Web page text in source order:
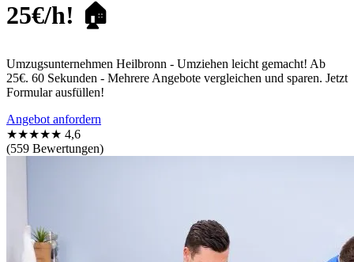
25€/h! 🏠
Umzugsunternehmen Heilbronn - Umziehen leicht gemacht! Ab
25€. 60 Sekunden - Mehrere Angebote vergleichen und sparen. Jetzt
Formular ausfüllen!
Angebot anfordern
★★★★★ 4,6
(559 Bewertungen)